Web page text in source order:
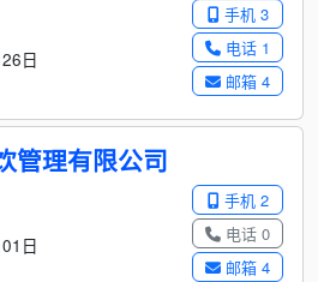
手机 3
电话 1
邮箱 4
日
管理有限公司
手机 2
电话 0
邮箱 4
日